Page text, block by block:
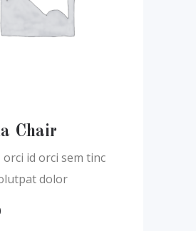
Chair
id orci sem tinc
dolor